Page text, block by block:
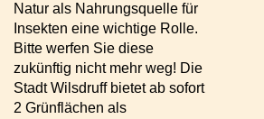
Natur als Nahrungsquelle für
Insekten eine wichtige Rolle.
Bitte werfen Sie diese
zukünftig nicht mehr weg! Die
Stadt Wilsdruff bietet ab sofort
2 Grünflächen als